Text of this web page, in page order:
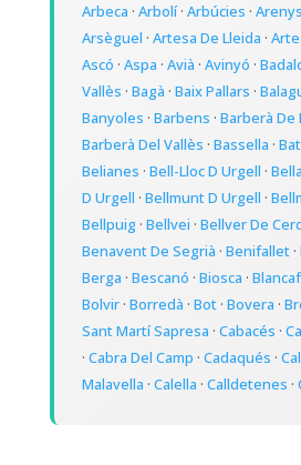
Arbeca · Arbolí· Arbúcies ·
Arsèguel · Artesa De Lleida ·
Ascó · Aspa · Avià · Avinyó ·
Vallès · Bagà · Baix Pallars ·
Banyoles · Barbens · Barberà De
Barberà Del Vallès · Bassella ·
Belianes · Bell-Lloc D Urgell ·
D Urgell · Bellmunt D Urgell ·
Bellpuig· Bellvei · Bellver De
Benavent De Segrià · Benifallet·
Berga · Bescanó · Biosca ·
Bolvir· Borredà · Bot· Bovera ·
Sant Martí Sapresa · Cabacés ·
· Cabra Del Camp · Cadaqués ·
Malavella · Calella · Calldetenes ·